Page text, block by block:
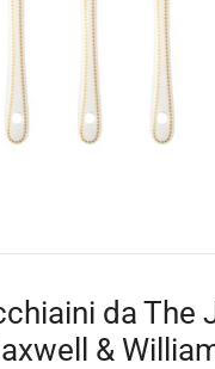
da The
&